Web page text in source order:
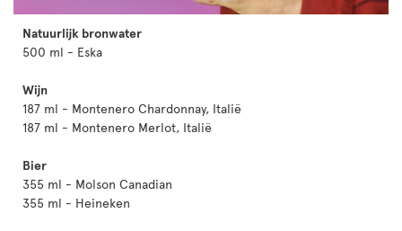
Natuurlijk bronwater
500 ml - Eska
Wijn
187 ml - Montenero Chardonnay, Italië
187 ml - Montenero Merlot, Italië
Bier
355 ml - Molson Canadian
355 ml - Heineken